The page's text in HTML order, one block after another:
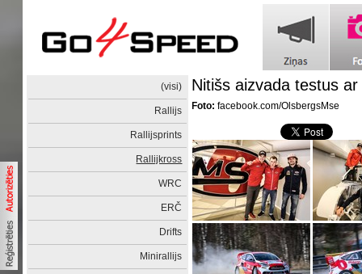
(visi)
Rallijs
Rallijsprints
Rallijkross
WRC
ERČ
Drifts
Minirallijs
Nitišs aizvada testus
Foto: facebook.com/OlsbergsMse